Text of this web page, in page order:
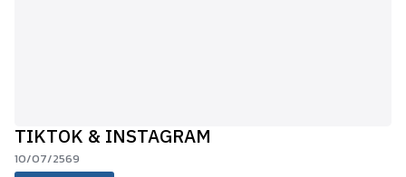
TIKTOK & INSTAGRAM
10/07/2569